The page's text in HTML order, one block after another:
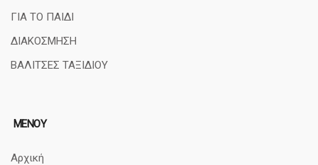
ΓΙΑ ΤΟ ΠΑΙΔΙ
ΔΙΑΚΟΣΜΗΣΗ
ΒΑΛΙΤΣΕΣ ΤΑΞΙΔΙΟΥ
ΜΕΝΟΥ
Αρχική